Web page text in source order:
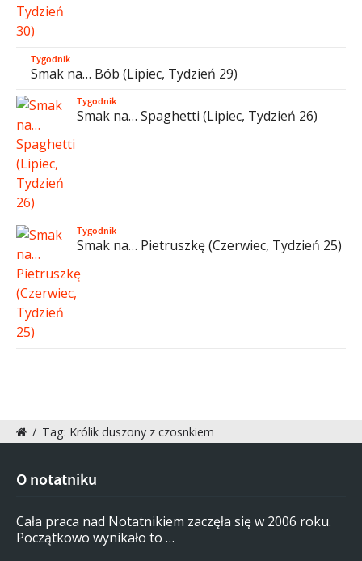
Tygodnik
Smak na… Bób (Lipiec, Tydzień 29)
Tygodnik
Smak na… Spaghetti (Lipiec, Tydzień 26)
Tygodnik
Smak na… Pietruszkę (Czerwiec, Tydzień 25)
/ Tag: Królik duszony z czosnkiem
O notatniku
Cała praca nad Notatnikiem zaczęła się w 2006 roku.
Początkowo wynikało to …